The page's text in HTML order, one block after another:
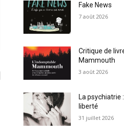
Fake News
7 août 2026
Critique de
Mammouth
3 août 2026
La psychiatrie
liberté
31 juillet 2026